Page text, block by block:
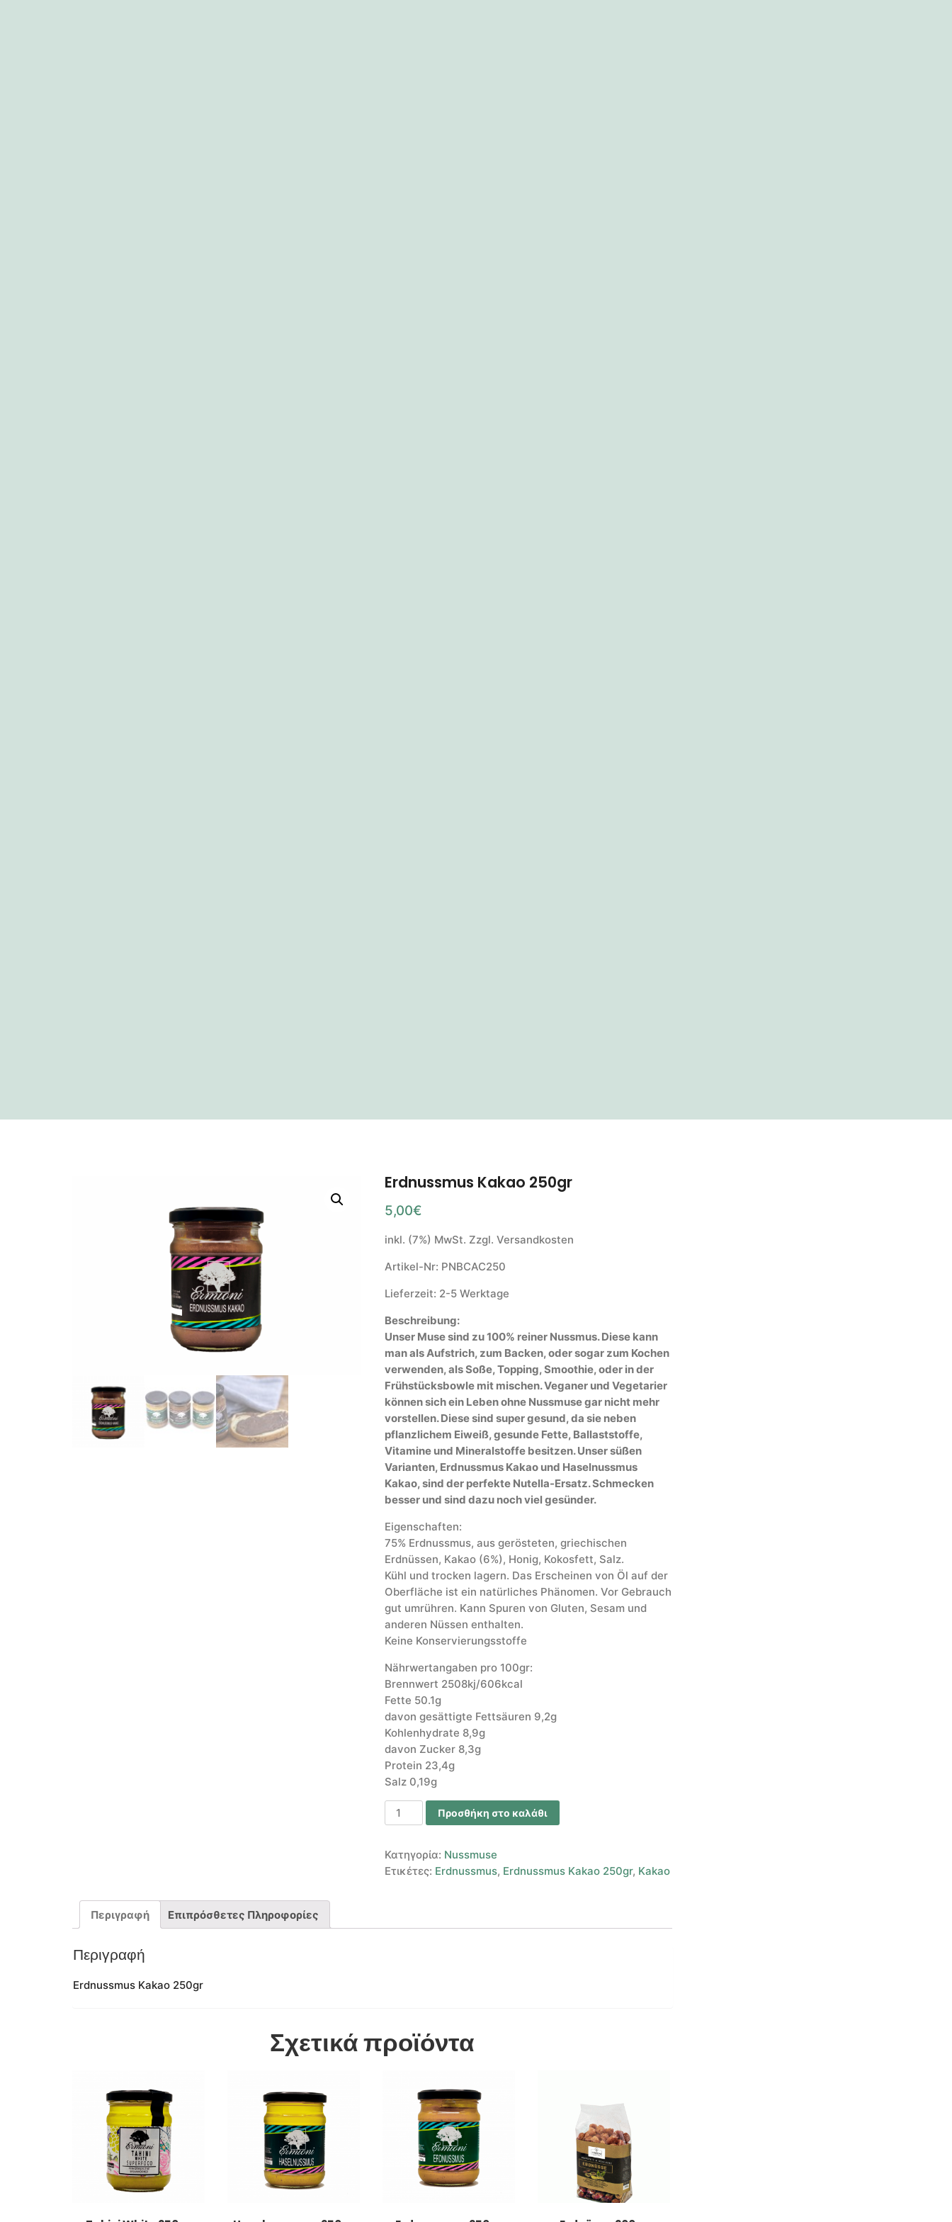
Erdnussmus Kakao 250gr
5,00€
inkl. (7%) MwSt. Zzgl. Versandkosten
Artikel-Nr: PNBCAC250
Lieferzeit: 2-5 Werktage
Beschreibung:
Unser Muse sind zu 100% reiner Nussmus. Diese kann
man als Aufstrich, zum Backen, oder sogar zum Kochen
verwenden, als Soße, Topping, Smoothie, oder in der
Frühstücksbowle mit mischen. Veganer und Vegetarier
können sich ein Leben ohne Nussmuse gar nicht mehr
vorstellen. Diese sind super gesund, da sie neben
pflanzlichem Eiweiß, gesunde Fette, Ballaststoffe,
Vitamine und Mineralstoffe besitzen. Unser süßen
Varianten, Erdnussmus Kakao und Haselnussmus
Kakao, sind der perfekte Nutella-Ersatz. Schmecken
besser und sind dazu noch viel gesünder.
Eigenschaften:
75% Erdnussmus, aus gerösteten, griechischen
Erdnüssen, Kakao (6%), Honig, Kokosfett, Salz.
Kühl und trocken lagern. Das Erscheinen von Öl auf der
Oberfläche ist ein natürliches Phänomen. Vor Gebrauch
gut umrühren. Kann Spuren von Gluten, Sesam und
anderen Nüssen enthalten.
Keine Konservierungsstoffe
Nährwertangaben pro 100gr:
Brennwert 2508kj/606kcal
Fette 50.1g
davon gesättigte Fettsäuren 9,2g
Kohlenhydrate 8,9g
davon Zucker 8,3g
Protein 23,4g
Salz 0,19g
Προσθήκη στο καλάθι
Κατηγορία: Nussmuse
Ετικέτες: Erdnussmus, Erdnussmus Kakao 250gr, Kakao
Περιγραφή Επιπρόσθετες Πληροφορίες
Περιγραφή
Erdnussmus Kakao 250gr
Σχετικά προϊόντα